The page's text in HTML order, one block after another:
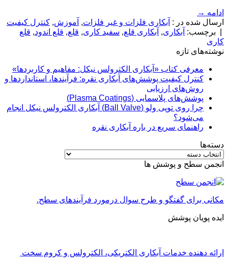
ادامه →
ارسال شده در : آبکاری فلزات و غیر فلزات, آموزش, کنترل کیفیت
برچسب: آبکاری, آبکاری قلع, سفید کاری, قلع, قلع اندود, قلع
کاری
نوشته‌های تازه
معرفی کتاب «آبکاری الکترولس نیکل: مفاهیم و کاربردها»
کنترل کیفیت پوشش‌های آبکاری نقره: فرآیندها، استانداردها و
روش‌های ارزیابی
پوشش‌های پلاسمایی (Plasma Coatings)
چرا روی توپی‌ ولو (Ball Valve) آبکاری الکترولس نیکل انجام
می‌شود؟
راهنمای سریع در باره آبکاری نقره
دسته‌ها
دسته‌ها
انجمن سطح و پوشش ها
مکانی برای گفتگو و طرح سوال درمورد فرآیندهای سطح.
ایده پویان پوشش
ارائه دهنده خدمات آبکاری الکتریکی، الکترولس و کروم سخت